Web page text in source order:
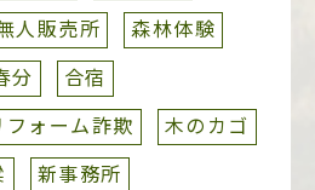
人販売所
森林体験
分
合宿
フォーム詐欺
木のカゴ
新事務所